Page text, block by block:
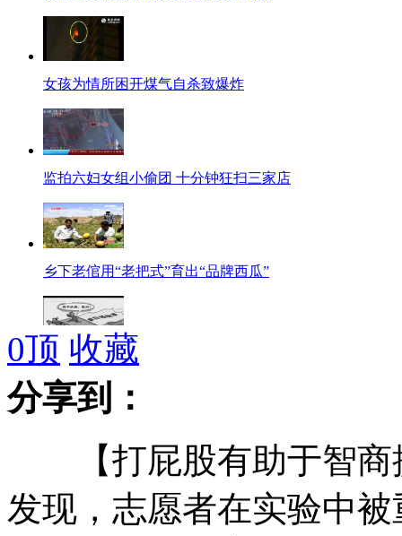
女孩为情所困开煤气自杀致爆炸
监拍六妇女组小偷团 十分钟狂扫三家店
乡下老倌用“老把式”育出“品牌西瓜”
“白领新标准”出世：月薪两万至少有两居室
狗狗在主人奶奶坟前抽泣感动网友
0顶 收藏
分享到：
【打屁股有助于智商
发现，志愿者在实验中